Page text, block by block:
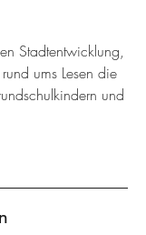
Stadtentwicklung,
ums Lesen die
und